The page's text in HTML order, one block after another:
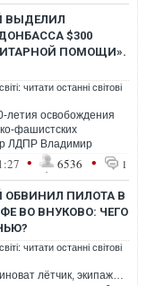
ВЫДЕЛИЛ
$300
ПОМОЩИ».
читати останні світові
летия освобождения
фашистских
ЛДПР Владимир
боевикам "ДНР"
• 6536 • 1
ПИЛОТА В
ВО ВНУКОВО: ЧЕГО
читати останні світові
лётчик, экипаж…